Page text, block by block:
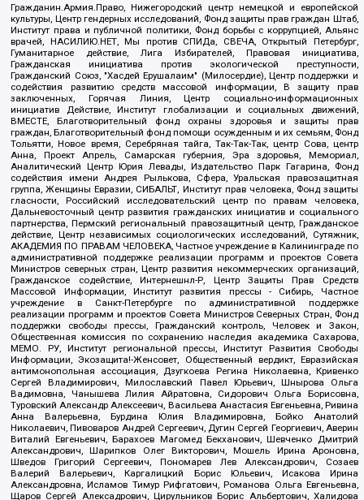
Гражданин.Армия.Право, Нижегородский центр немецкой и европейской
культуры, Центр гендерных исследований, Фонд защиты прав граждан Штаб,
Институт права и публичной политики, Фонд борьбы с коррупцией, Альянс
врачей, НАСИЛИЮ.НЕТ, Мы против СПИДа, СВЕЧА, Открытый Петербург,
Гуманитарное действие, Лига Избирателей, Правовая инициатива,
Гражданская инициатива против экологической преступности,
Гражданский Союз, "Хасдей Ерушалаим" (Милосердие), Центр поддержки и
содействия развитию средств массовой информации, В защиту прав
заключенных, Горячая Линия, Центр социально-информационных
инициатив Действие, Институт глобализации и социальных движений,
ВМЕСТЕ, Благотворительный фонд охраны здоровья и защиты прав
граждан, Благотворительный фонд помощи осужденным и их семьям, Фонд
Тольятти, Новое время, Серебряная тайга, Так-Так-Так, центр Сова, центр
Анна, Проект Апрель, Самарская губерния, Эра здоровья, Мемориал,
Аналитический Центр Юрия Левады, Издательство Парк Гагарина, Фонд
содействия имени Андрея Рылькова, Сфера, Уральская правозащитная
группа, Женщины Евразии, СИБАЛЬТ, Институт прав человека, Фонд защиты
гласности, Российский исследовательский центр по правам человека,
Дальневосточный центр развития гражданских инициатив и социального
партнерства, Пермский региональный правозащитный центр, Гражданское
действие, Центр независимых социологических исследований, Сутяжник,
АКАДЕМИЯ ПО ПРАВАМ ЧЕЛОВЕКА, Частное учреждение в Калининграде по
административной поддержке реализации программ и проектов Совета
Министров северных стран, Центр развития некоммерческих организаций,
Гражданское содействие, Интернешнл-Р, Центр Защиты Прав Средств
Массовой Информации, Институт развития прессы - Сибирь, Частное
учреждение в Санкт-Петербурге по административной поддержке
реализации программ и проектов Совета Министров Северных Стран, Фонд
поддержки свободы прессы, Гражданский контроль, Человек и Закон,
Общественная комиссия по сохранению наследия академика Сахарова,
МЕМО. РУ, Институт региональной прессы, Институт Развития Свободы
Информации, Экозащита!-Женсовет, Общественный вердикт, Евразийская
антимонопольная ассоциация, Дзугкоева Регина Николаевна, Кривенко
Сергей Владимирович, Милославский Павел Юрьевич, Шнырова Ольга
Вадимовна, Чанышева Лилия Айратовна, Сидорович Ольга Борисовна,
Туровский Александр Алексеевич, Васильева Анастасия Евгеньевна, Ривина
Анна Валерьевна, Бурдина Юлия Владимировна, Бойко Анатолий
Николаевич, Пивоваров Андрей Сергеевич, Дугин Сергей Георгиевич, Аверин
Виталий Евгеньевич, Барахоев Магомед Бекханович, Шевченко Дмитрий
Александрович, Шарипков Олег Викторович, Мошель Ирина Ароновна,
Шведов Григорий Сергеевич, Пономарев Лев Александрович, Созаев
Валерий Валерьевич, Каргалицкий Борис Юльевич, Исакова Ирина
Александровна, Исламов Тимур Рифгатович, Романова Ольга Евгеньевна,
Щаров Сергей Алексадрович, Цирульников Борис Альбертович, Халидова